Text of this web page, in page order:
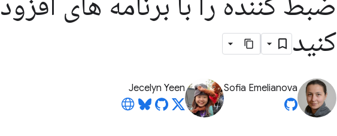
کنید
Sofia Emelianova
Jecelyn Yeen